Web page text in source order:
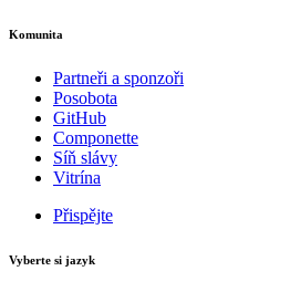
Komunita
Partneři a sponzoři
Posobota
GitHub
Componette
Síň slávy
Vitrína
Přispějte
Vyberte si jazyk